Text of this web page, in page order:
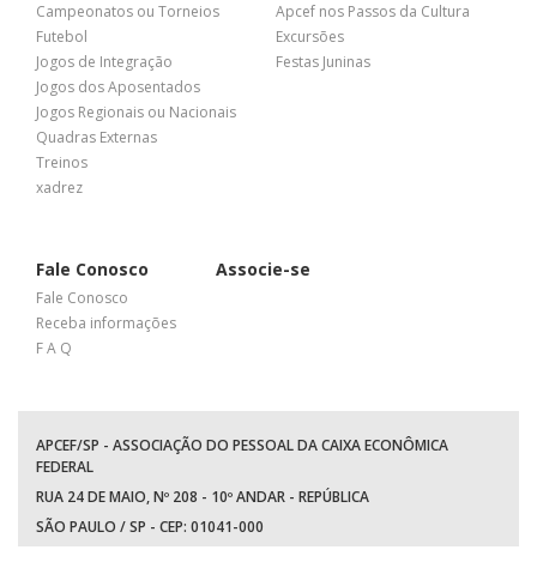
Campeonatos ou Torneios
Futebol
Jogos de Integração
Jogos dos Aposentados
Jogos Regionais ou Nacionais
Quadras Externas
Treinos
xadrez
Apcef nos Passos da Cultura
Excursões
Festas Juninas
Fale Conosco
Fale Conosco
Receba informações
F A Q
Associe-se
APCEF/SP - ASSOCIAÇÃO DO PESSOAL DA CAIXA ECONÔMICA
FEDERAL
RUA 24 DE MAIO, Nº 208 - 10º ANDAR - REPÚBLICA
SÃO PAULO / SP - CEP: 01041-000